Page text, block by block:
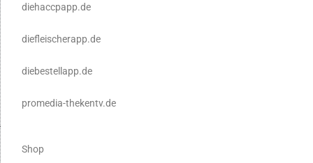
diehaccpapp.de
diefleischerapp.de
diebestellapp.de
promedia-thekentv.de
Shop